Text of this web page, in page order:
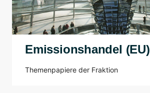
Emissionshandel (EU)
Themenpapiere der Fraktion